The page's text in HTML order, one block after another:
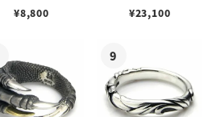
¥8,800 ¥23,100